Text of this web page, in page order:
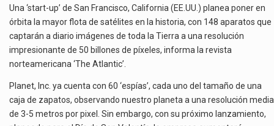
Una ‘start-up’ de San Francisco, California (EE.UU.) planea poner en
órbita la mayor flota de satélites en la historia, con 148 aparatos que
captarán a diario imágenes de toda la Tierra a una resolución
impresionante de 50 billones de píxeles, informa la revista
norteamericana ‘The Atlantic’.
Planet, Inc. ya cuenta con 60 ‘espías’, cada uno del tamaño de una
caja de zapatos, observando nuestro planeta a una resolución media
de 3-5 metros por pixel. Sin embargo, con su próximo lanzamiento,